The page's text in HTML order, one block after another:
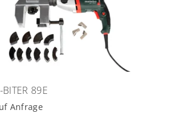
BITER 89E
Anfrage